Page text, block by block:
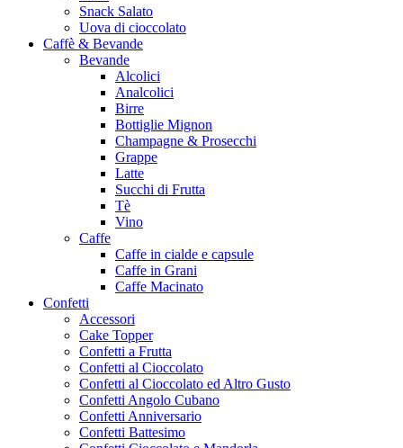
Snack Salato
Uova di cioccolato
Caffè & Bevande
Bevande
Alcolici
Analcolici
Birre
Bottiglie Mignon
Champagne & Prosecchi
Grappe
Latte
Succhi di Frutta
Tè
Vino
Caffe
Caffe in cialde e capsule
Caffe in Grani
Caffe Macinato
Confetti
Accessori
Cake Topper
Confetti a Frutta
Confetti al Cioccolato
Confetti al Cioccolato ed Altro Gusto
Confetti Angolo Cubano
Confetti Anniversario
Confetti Battesimo